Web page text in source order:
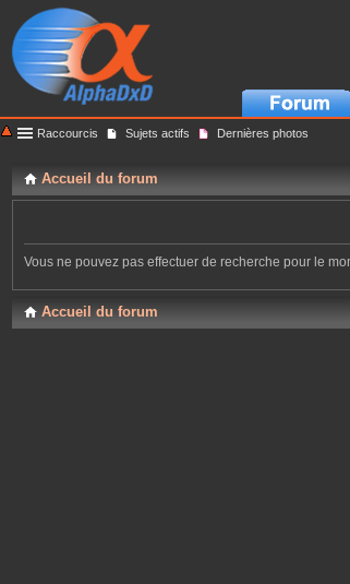
Raccourcis Sujets actifs Dernières photos
Accueil du forum
Vous ne pouvez pas effectuer de recherche pour le
Accueil du forum